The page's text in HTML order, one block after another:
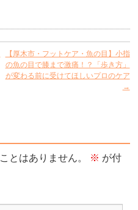
【厚木市・フットケア・魚の目】小指
の魚の目で膝まで激痛！？「歩き方」
が変わる前に受けてほしいプロのケア
→
とはありません。 ※ が付